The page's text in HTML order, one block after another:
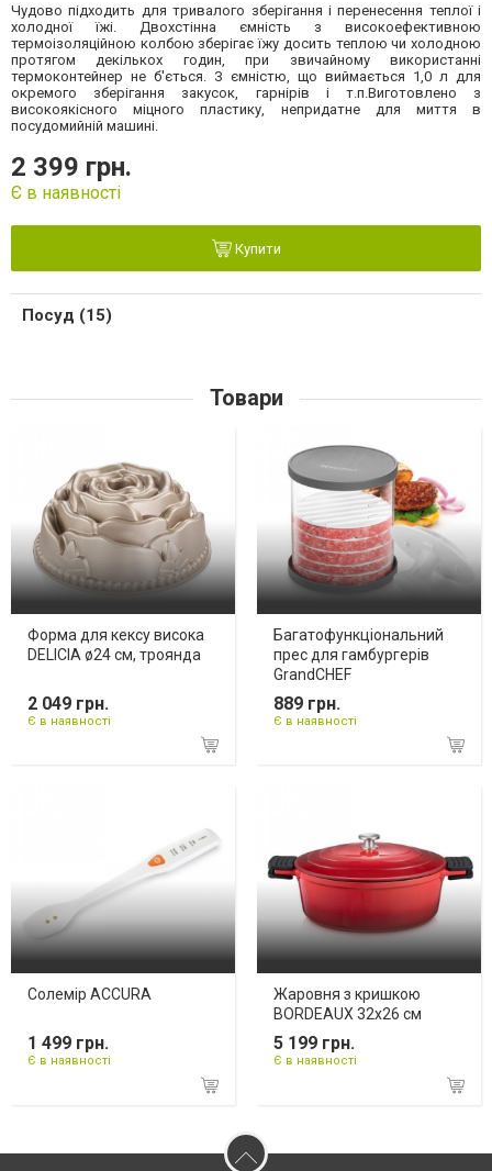
Чудово підходить для тривалого зберігання і перенесення теплої і
холодної їжі. Двохстінна ємність з високоефективною
термоізоляційною колбою зберігає їжу досить теплою чи холодною
протягом декількох годин, при звичайному використанні
термоконтейнер не б'ється. З ємністю, що виймається 1,0 л для
окремого зберігання закусок, гарнірів і т.п.Виготовлено з
високоякісного міцного пластику, непридатне для миття в
посудомийній машині.
2 399 грн.
Є в наявності
Купити
Посуд (15)
Товари
Форма для кексу висока
DELICIA ø24 см, троянда
2 049 грн.
Є в наявності
Багатофункціональний
прес для гамбургерів
GrandCHEF
889 грн.
Є в наявності
Солемір ACCURA
1 499 грн.
Є в наявності
Жаровня з кришкою
BORDEAUX 32x26 см
5 199 грн.
Є в наявності